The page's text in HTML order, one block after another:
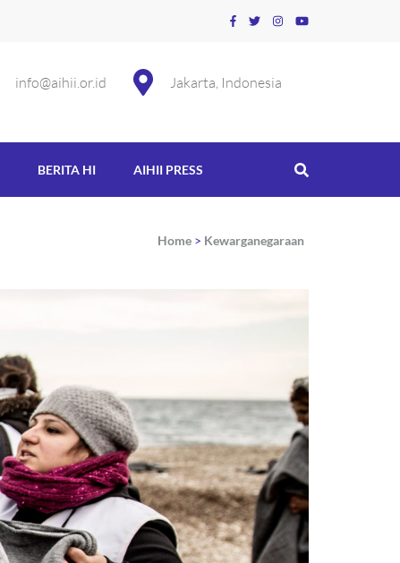
Jakarta, Indonesia
info@aihii.or.id
BERITA HI AIHII PRESS
Home > Kewarganegaraan